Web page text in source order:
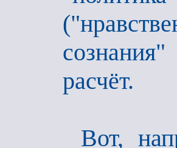
расчёт.
Вот,